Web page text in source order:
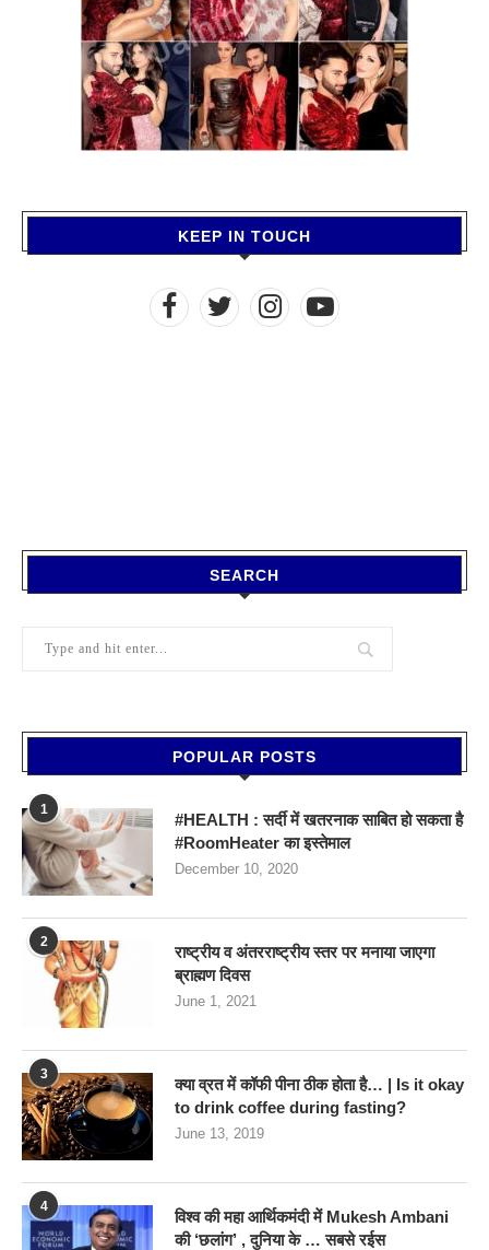
KEEP IN TOUCH
SEARCH
POPULAR POSTS
1
#HEALTH : सर्दी में खतरनाक साबित हो सकता है
#RoomHeater का इस्तेमाल
December 10, 2020
2
राष्ट्रीय व अंतरराष्ट्रीय स्तर पर मनाया जाएगा
ब्राह्मण दिवस
June 1, 2021
3
क्या व्रत में कॉफी पीना ठीक होता है… | Is it okay
to drink coffee during fasting?
June 13, 2019
4
विश्व की महा आर्थिकमंदी में Mukesh Ambani
की ‘छलांग’ , दुनिया के … सबसे रईस